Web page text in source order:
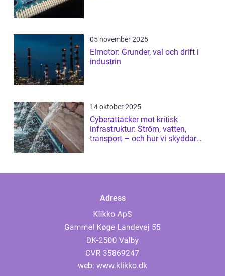
05 november 2025
Elmotor: Grunder, val och drift i
industrin
14 oktober 2025
Cyberattacker mot kritisk
infrastruktur: Ström, vatten,
transport – och hur vi skyddar
Adress
web: www.klikko.dk